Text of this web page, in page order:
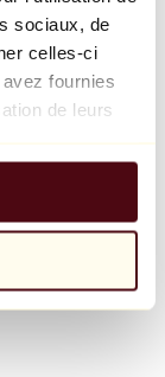
sociaux, de
celles-ci
fournies
de leurs